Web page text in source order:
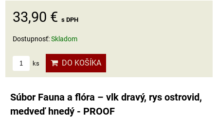
33,90 € s DPH
Dostupnosť:Skladom
ks DO KOŠÍKA
Súbor Fauna a flóra – vlk dravý, rys ostrovid,
medveď hnedý - PROOF